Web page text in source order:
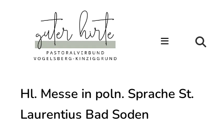
Hl. Messe in poln. Sprache St.
Laurentius Bad Soden